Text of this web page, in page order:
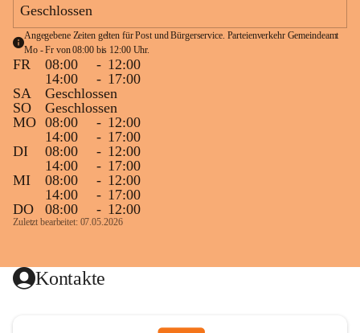
Geschlossen
Angegebene Zeiten gelten für Post und Bürgerservice. Parteienverkehr Gemeindeamt
Mo - Fr von 08:00 bis 12:00 Uhr.
FR 08:00 - 12:00
14:00
- 17:00
SA
Geschlossen
SO
Geschlossen
MO 08:00 - 12:00
14:00
- 17:00
DI
08:00 - 12:00
14:00
- 17:00
MI
08:00 - 12:00
14:00
- 17:00
DO
08:00 - 12:00
Zuletzt bearbeitet: 07.05.2026
Kontakte